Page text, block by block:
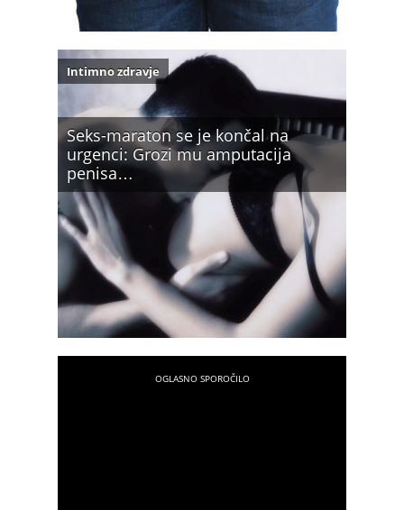
Seks-maraton se je končal na
urgenci: Grozi mu amputacija
penisa…
Intimno zdravje